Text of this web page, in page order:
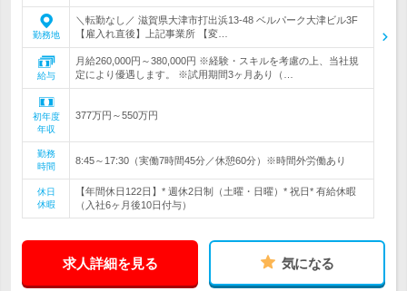
勤務地
＼転勤なし／ 滋賀県大津市打出浜13-48 ベルパーク大津ビル3F
【雇入れ直後】上記事業所 【変…
給与
月給260,000円～380,000円 ※経験・スキルを考慮の上、当社規
定により優遇します。 ※試用期間3ヶ月あり（…
初年度
年収
377万円～550万円
勤務
時間
8:45～17:30（実働7時間45分／休憩60分）※時間外労働あり
休日
休暇
【年間休日122日】* 週休2日制（土曜・日曜）* 祝日* 有給休暇
（入社6ヶ月後10日付与）
求人詳細を見る 気になる